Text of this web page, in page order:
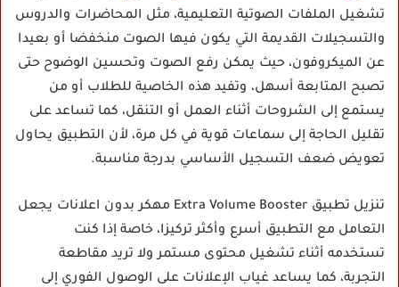
تشغيل الملفات الصوتية التعليمية، مثل المحاضرات والدروس
والتسجيلات القديمة التي يكون فيها الصوت منخفضا أو بعيدا
عن الميكروفون، حيث يمكن رفع الصوت وتحسين الوضوح حتى
تصبح المتابعة أسهل، وتفيد هذه الخاصية للطلاب أو من
يستمع إلى الشروحات أثناء العمل أو التنقل، كما تساعد على
تقليل الحاجة إلى سماعات قوية في كل مرة، لأن التطبيق يحاول
تعويض ضعف التسجيل الأساسي بدرجة مناسبة.
تنزيل تطبيق Extra Volume Booster مهكر بدون اعلانات يجعل
التعامل مع التطبيق أسرع وأكثر تركيزا، خاصة إذا كنت
تستخدمه أثناء تشغيل محتوى مستمر ولا تريد مقاطعة
التجربة، كما يساعد غياب الإعلانات على الوصول الفوري إلى